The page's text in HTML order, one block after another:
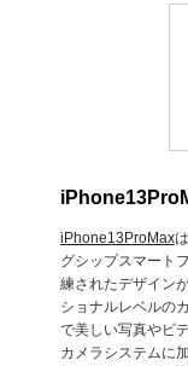
iPhone13ProMax
グシップスマート
練されたデザイン
ショナルレベルの
で美しい写真やビ
カメラシステムに